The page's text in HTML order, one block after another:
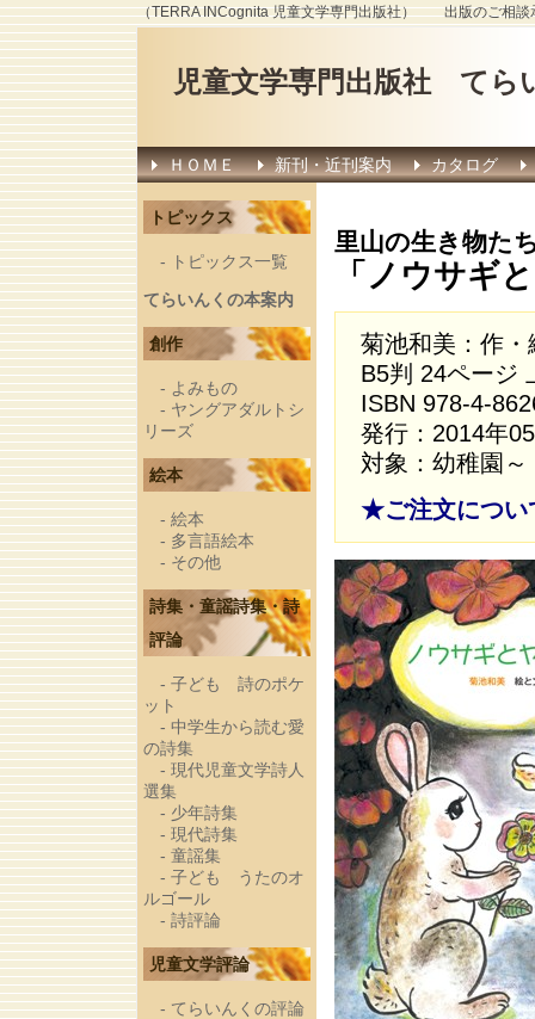
（TERRA INCognita 児童文学専門出版社） 出版のご相談
児童文学専門出版社 てら
ＨＯＭＥ 新刊・近刊案内 カタログ
里山の生き物た
「ノウサギ
菊池和美：作・
B5判 24ページ
ISBN 978-4-
発行：2014年
対象：幼稚園～
★ご注文につい
トピックス
-
トピックス一覧
てらいんくの本案内
創作
- よみもの
- ヤングアダルトシ
リーズ
絵本
- 絵本
- 多言語絵本
- その他
詩集・童謡詩集・詩
評論
- 子ども 詩のポケ
ット
- 中学生から読む愛
の詩集
- 現代児童文学詩人
選集
- 少年詩集
- 現代詩集
- 童謡集
- 子ども うたのオ
ルゴール
- 詩評論
児童文学評論
- てらいんくの評論